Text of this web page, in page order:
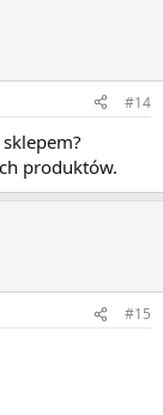
#14
produktów.
#15